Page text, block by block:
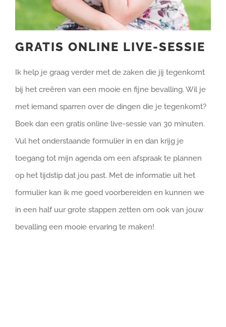
GRATIS ONLINE LIVE-SESSIE
Ik help je graag verder met de zaken die jij tegenkomt
bij het creëren van een mooie en fijne bevalling. Wil je
met iemand sparren over de dingen die je tegenkomt?
Boek dan een gratis online live-sessie van 30 minuten.
Vul het onderstaande formulier in en dan krijg je
toegang tot mijn agenda om een afspraak te plannen
op het tijdstip dat jou past. Met de informatie uit het
formulier kan ik me goed voorbereiden en kunnen we
in een half uur grote stappen zetten om ook van jouw
bevalling een mooie ervaring te maken!